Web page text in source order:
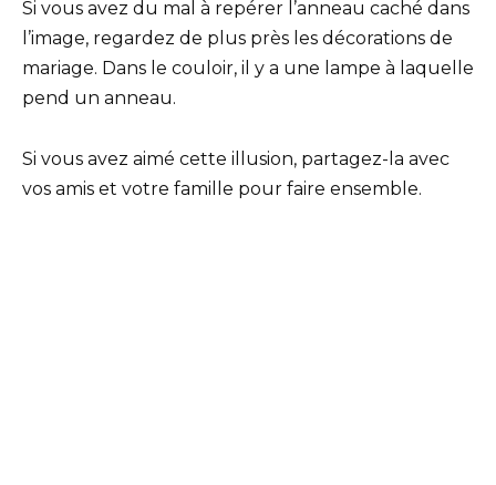
Si vous avez du mal à repérer l’anneau caché dans
l’image, regardez de plus près les décorations de
mariage. Dans le couloir, il y a une lampe à laquelle
pend un anneau.
Si vous avez aimé cette illusion, partagez-la avec
vos amis et votre famille pour faire ensemble.